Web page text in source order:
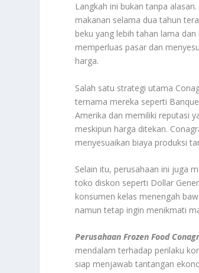
Langkah ini bukan tanpa
makanan selama dua tahun
beku yang lebih tahan lama
memperluas pasar dan
harga.
Salah satu strategi utama
ternama mereka seperti
Amerika dan memiliki reputasi
meskipun harga ditekan.
menyesuaikan biaya produksi
Selain itu, perusahaan ini juga
toko diskon seperti Dollar
konsumen kelas menengah
namun tetap ingin menikmati
Perusahaan Frozen Food
mendalam terhadap perilaku
siap menjawab tantangan